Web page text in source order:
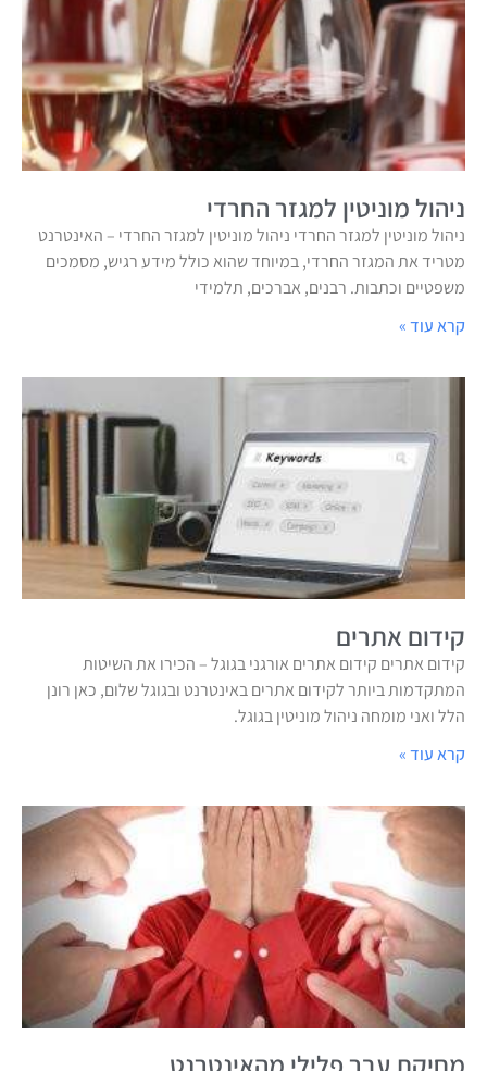
ניהול מוניטין למגזר החרדי
ניהול מוניטין למגזר החרדי ניהול מוניטין למגזר החרדי – האינטרנט
מטריד את המגזר החרדי, במיוחד שהוא כולל מידע רגיש, מסמכים
משפטיים וכתבות. רבנים, אברכים, תלמידי
קרא עוד »
קידום אתרים
קידום אתרים קידום אתרים אורגני בגוגל – הכירו את השיטות
המתקדמות ביותר לקידום אתרים באינטרנט ובגוגל שלום, כאן רונן
הלל ואני מומחה ניהול מוניטין בגוגל.
קרא עוד »